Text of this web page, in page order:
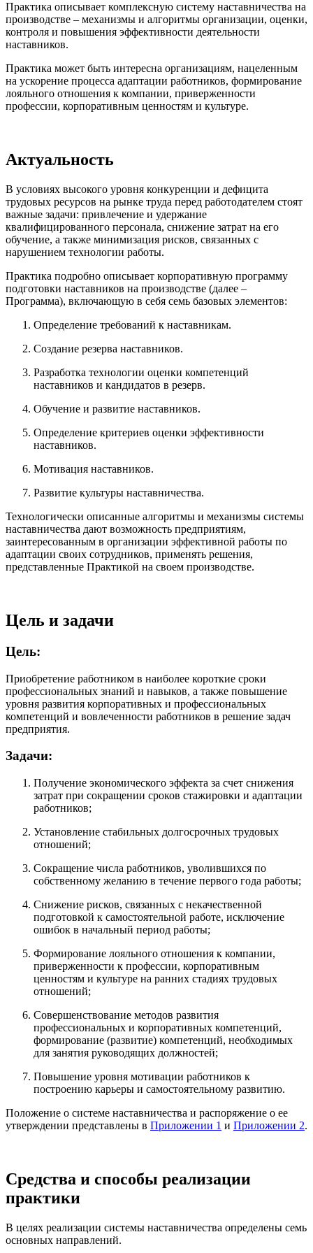
Практика описывает комплексную систему наставничества на
производстве – механизмы и алгоритмы организации, оценки,
контроля и повышения эффективности деятельности
наставников.
Практика может быть интересна организациям, нацеленным
на ускорение процесса адаптации работников, формирование
лояльного отношения к компании, приверженности
профессии, корпоративным ценностям и культуре.
Актуальность
В условиях высокого уровня конкуренции и дефицита
трудовых ресурсов на рынке труда перед работодателем стоят
важные задачи: привлечение и удержание
квалифицированного персонала, снижение затрат на его
обучение, а также минимизация рисков, связанных с
нарушением технологии работы.
Практика подробно описывает корпоративную программу
подготовки наставников на производстве (далее –
Программа), включающую в себя семь базовых элементов:
Определение требований к наставникам.
Создание резерва наставников.
Разработка технологии оценки компетенций
наставников и кандидатов в резерв.
Обучение и развитие наставников.
Определение критериев оценки эффективности
наставников.
Мотивация наставников.
Развитие культуры наставничества.
Технологически описанные алгоритмы и механизмы системы
наставничества дают возможность предприятиям,
заинтересованным в организации эффективной работы по
адаптации своих сотрудников, применять решения,
представленные Практикой на своем производстве.
Цель и задачи
Цель:
Приобретение работником в наиболее короткие сроки
профессиональных знаний и навыков, а также повышение
уровня развития корпоративных и профессиональных
компетенций и вовлеченности работников в решение задач
предприятия.
Задачи:
Получение экономического эффекта за счет снижения
затрат при сокращении сроков стажировки и адаптации
работников;
Установление стабильных долгосрочных трудовых
отношений;
Сокращение числа работников, уволившихся по
собственному желанию в течение первого года работы;
Снижение рисков, связанных с некачественной
подготовкой к самостоятельной работе, исключение
ошибок в начальный период работы;
Формирование лояльного отношения к компании,
приверженности к профессии, корпоративным
ценностям и культуре на ранних стадиях трудовых
отношений;
Совершенствование методов развития
профессиональных и корпоративных компетенций,
формирование (развитие) компетенций, необходимых
для занятия руководящих должностей;
Повышение уровня мотивации работников к
построению карьеры и самостоятельному развитию.
Положение о системе наставничества и распоряжение о ее
утверждении представлены в Приложении 1 и Приложении 2.
Средства и способы реализации
практики
В целях реализации системы наставничества определены семь
основных направлений.